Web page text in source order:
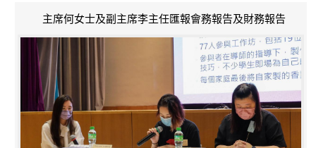
主席何女士及副主席李主任匯報會務報告及財務報告